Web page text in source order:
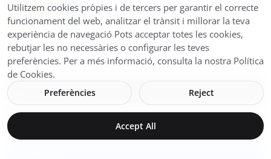
Juliol 07, 2026 97
Segueix-nos
X (Twitter)
Utilitzem cookies pròpies i de tercers per garantir el correcte
funcionament del web, analitzar el trànsit i millorar la teva
experiència de navegació Pots acceptar totes les cookies,
rebutjar les no necessàries o configurar les teves
preferències. Per a més informació, consulta la nostra Política
de Cookies.
Preferències Reject
Accept All